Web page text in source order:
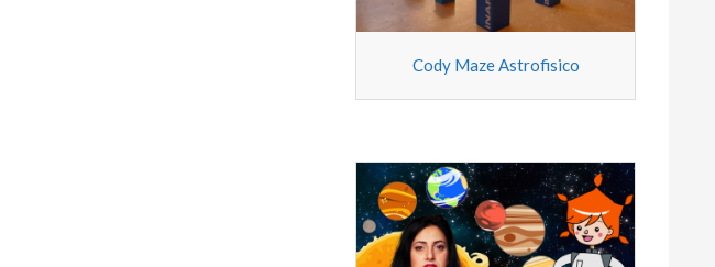
Cody Maze Astrofisico